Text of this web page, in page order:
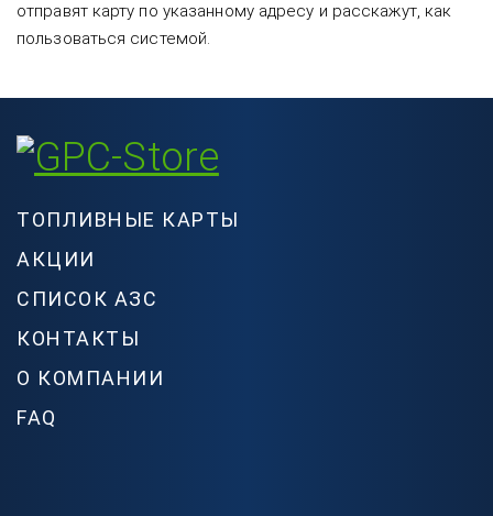
отправят карту по указанному адресу и расскажут, как
пользоваться системой.
ТОПЛИВНЫЕ КАРТЫ
АКЦИИ
СПИСОК АЗС
КОНТАКТЫ
О КОМПАНИИ
FAQ